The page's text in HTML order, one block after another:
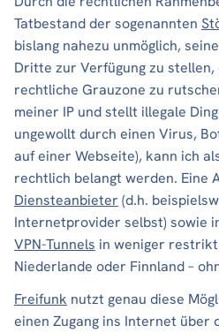
Tatbestand der sogenannten
bislang nahezu unmöglich,
Dritte zur Verfügung zu stellen,
rechtliche Grauzone zu
meiner IP und stellt illegale
ungewollt durch einen Virus,
auf einer Webseite), kann ich
rechtlich belangt werden. Eine
Diensteanbieter (d.h.
Internetprovider selbst) sowie
VPN-Tunnels in weniger
Niederlande oder Finnland –
Freifunk nutzt genau diese
einen Zugang ins Internet über